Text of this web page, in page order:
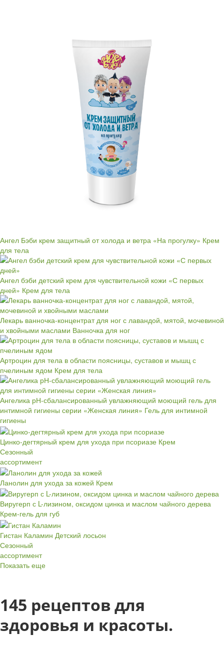
Ангел Бэби крем защитный от холода и ветра «На прогулку» Крем
для тела
Ангел бэби детский крем для чувствительной кожи «С первых
дней» Крем для тела
Лекарь ванночка-концентрат для ног с лавандой, мятой, мочевиной
и хвойными маслами Ванночка для ног
Артроцин для тела в области поясницы, суставов и мышц с
пчелиным ядом Крем для тела
Ангелика рН-сбалансированный увлажняющий моющий гель для
интимной гигиены серии «Женская линия» Гель для интимной
гигиены
Цинко-дегтярный крем для ухода при псориазе Крем
Сезонный
ассортимент
Ланолин для ухода за кожей Крем
Виругерп с L-лизином, оксидом цинка и маслом чайного дерева
Крем-гель для губ
Гистан Каламин Детский лосьон
Сезонный
ассортимент
Показать еще
145 рецептов для
здоровья и красоты.